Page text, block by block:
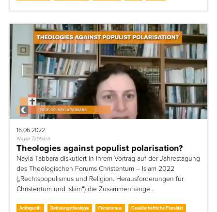
16.06.2022
Nayla Tabbara
Theologies against populist polarisation?
Nayla Tabbara diskutiert in ihrem Vortrag auf der Jahrestagung
des Theologischen Forums Christentum – Islam 2022
(„Rechtspopulismus und Religion. Herausforderungen für
Christentum und Islam“) die Zusammenhänge…
Ambiguität Befreiungstheologie Feminismus
Gesellschaftliche Pluralität